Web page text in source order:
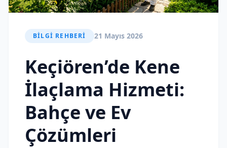
BILGI REHBERI 21 Mayıs 2026
Keçiören’de Kene
İlaçlama Hizmeti:
Bahçe ve Ev
Çözümleri